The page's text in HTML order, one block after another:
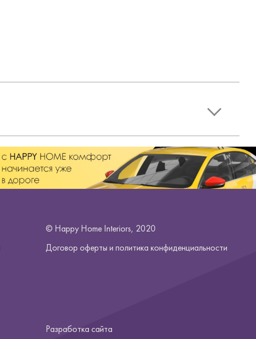
© Happy Home Interiors, 2020
Договор оферты иполитика конфиденциальности
Разработка сайта